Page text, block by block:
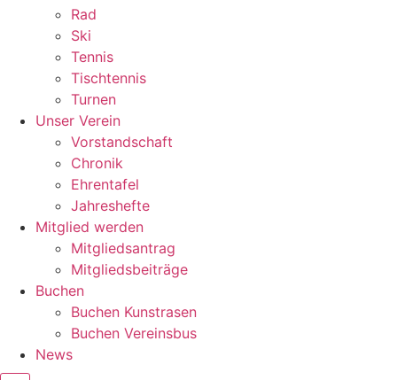
Rad
Ski
Tennis
Tischtennis
Turnen
Unser Verein
Vorstandschaft
Chronik
Ehrentafel
Jahreshefte
Mitglied werden
Mitgliedsantrag
Mitgliedsbeiträge
Buchen
Buchen Kunstrasen
Buchen Vereinsbus
News